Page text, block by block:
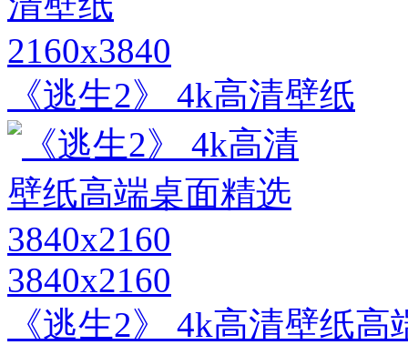
2160x3840
《逃生2》 4k高清壁纸
3840x2160
《逃生2》 4k高清壁纸